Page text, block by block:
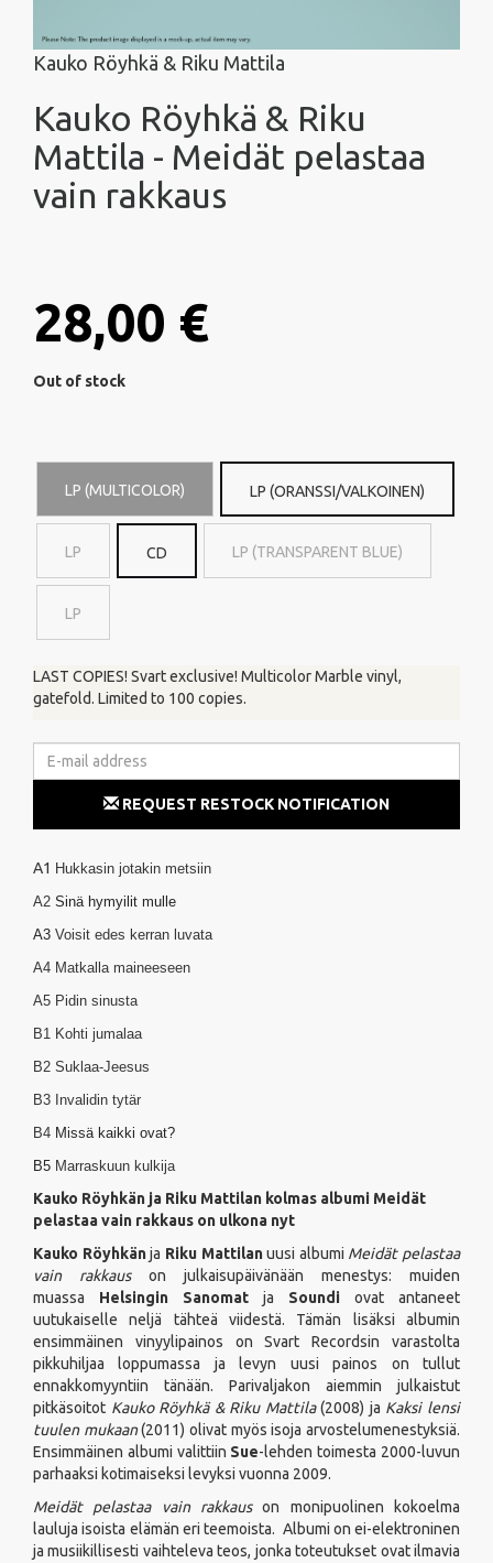
Kauko Röyhkä & Riku Mattila
Kauko Röyhkä & Riku
Mattila - Meidät pelastaa
vain rakkaus
28,00 €
Out of stock
LP (MULTICOLOR) LP (ORANSSI/VALKOINEN)
LP CD LP (TRANSPARENT BLUE)
LP
LAST COPIES! Svart exclusive! Multicolor Marble vinyl,
gatefold. Limited to 100 copies.
REQUEST RESTOCK NOTIFICATION
A1 Hukkasin jotakin metsiin
A2 Sinä hymyilit mulle
A3 Voisit edes kerran luvata
A4 Matkalla maineeseen
A5 Pidin sinusta
B1 Kohti jumalaa
B2 Suklaa-Jeesus
B3 Invalidin tytär
B4 Missä kaikki ovat?
B5 Marraskuun kulkija
Kauko Röyhkän ja Riku Mattilan kolmas albumi Meidät
pelastaa vain rakkaus on ulkona nyt
Kauko Röyhkänja Riku Mattilanuusi albumi Meidät pelastaa
vain rakkauson julkaisupäivänään menestys: muiden
muassa Helsingin Sanomat ja Soundi ovat antaneet
uutukaiselle neljä tähteä viidestä. Tämän lisäksi albumin
ensimmäinen vinyylipainos on Svart Recordsin varastolta
pikkuhiljaa loppumassa ja levyn uusi painos on tullut
ennakkomyyntiin tänään. Parivaljakon aiemmin julkaistut
pitkäsoitot Kauko Röyhkä & Riku Mattila(2008) ja Kaksi lensi
tuulen mukaan(2011) olivat myös isoja arvostelumenestyksiä.
Ensimmäinen albumi valittiin Sue-lehden toimesta 2000-luvun
parhaaksi kotimaiseksi levyksi vuonna 2009.
Meidät pelastaa vain rakkauson monipuolinen kokoelma
lauluja isoista elämän eri teemoista. Albumi on ei-elektroninen
ja musiikillisesti vaihteleva teos, jonka toteutukset ovat ilmavia